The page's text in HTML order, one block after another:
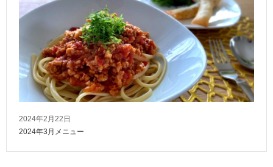
2024年2月22日
2024年3月メニュー